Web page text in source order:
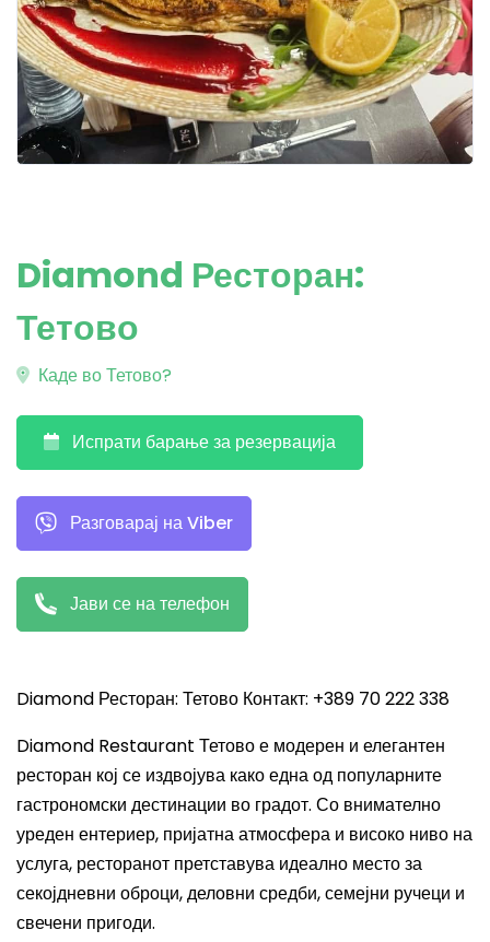
Diamond Ресторан:
Тетово
Каде во Тетово?
Испрати барање за резервација
Разговарај на Viber
Јави се на телефон
Diamond Ресторан: Тетово Контакт: +389 70 222 338
Diamond Restaurant Тетово е модерен и елегантен
ресторан кој се издвојува како една од популарните
гастрономски дестинации во градот. Со внимателно
уреден ентериер, пријатна атмосфера и високо ниво на
услуга, ресторанот претставува идеално место за
секојдневни оброци, деловни средби, семејни ручеци и
свечени пригоди.